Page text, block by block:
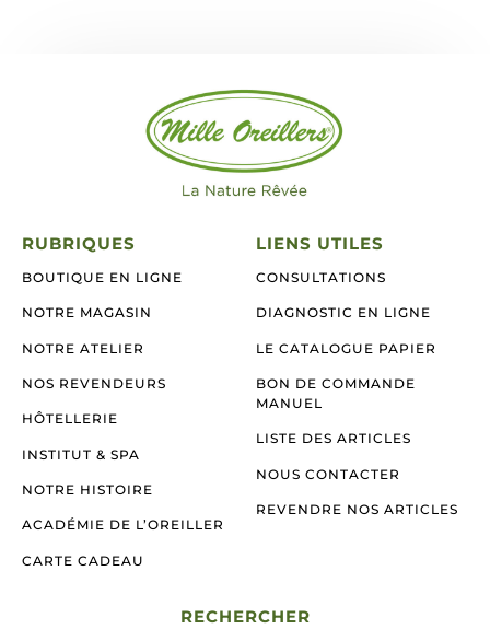
RUBRIQUES
BOUTIQUE EN LIGNE
NOTRE MAGASIN
NOTRE ATELIER
NOS REVENDEURS
HÔTELLERIE
INSTITUT & SPA
NOTRE HISTOIRE
ACADÉMIE DE L’OREILLER
CARTE CADEAU
LIENS UTILES
CONSULTATIONS
DIAGNOSTIC EN LIGNE
LE CATALOGUE PAPIER
BON DE COMMANDE
MANUEL
LISTE DES ARTICLES
NOUS CONTACTER
REVENDRE NOS ARTICLES
RECHERCHER